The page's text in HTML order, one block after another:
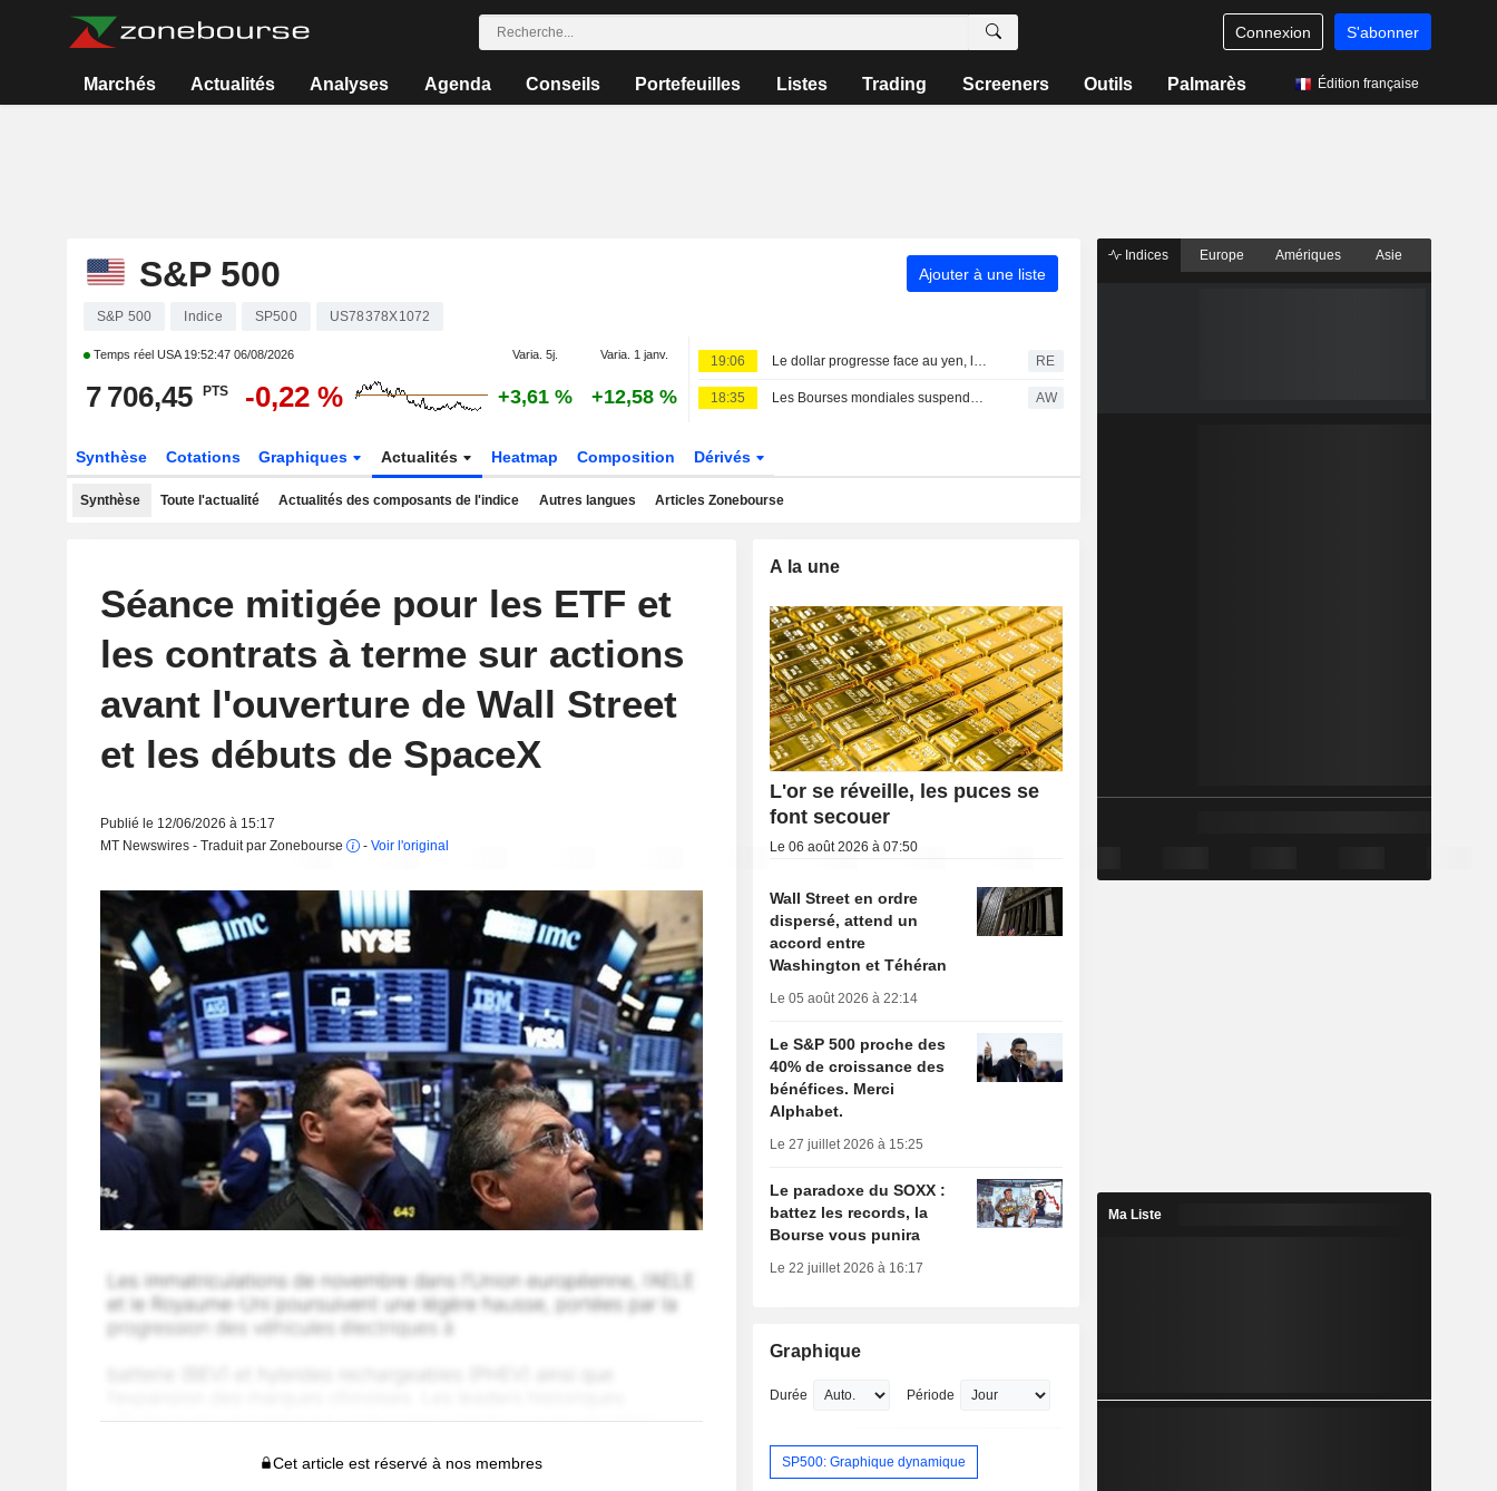
Connexion S'abonner
Marchés Actualités Analyses Agenda Conseils Portefeuilles Listes Trading Screeners Outils Palmarès Édition française
S&P 500 Ajouter à une liste
S&P 500 Indice SP500 US78378X1072
Temps réel USA 19:52:47 06/08/2026 Varia. 5j. Varia. 1 janv.
7 706,45 PTS -0,22 % +3,61 % +12,58 %
19:06 Le dollar progresse face au yen, les marchés surveillent l'accord avec l'Iran et le rapport sur l'emploi RE
18:35 Les Bourses mondiales suspendues au Moyen-Orient, records en Europe AW
Synthèse Cotations Graphiques Actualités Heatmap Composition Dérivés
Synthèse Toute l'actualité Actualités des composants de l'indice Autres langues Articles Zonebourse
Séance mitigée pour les ETF et
les contrats à terme sur actions
avant l'ouverture de Wall Street
et les débuts de SpaceX
Publié le 12/06/2026 à 15:17
MT Newswires - Traduit par Zonebourse
- Voir l'original
Cet article est réservé à nos membres
A la une
L'or se réveille, les puces se
font secouer
Le 06 août 2026 à 07:50
Wall Street en ordre
dispersé, attend un
accord entre
Washington et Téhéran
Le 05 août 2026 à 22:14
Le S&P 500 proche des
40% de croissance des
bénéfices. Merci
Alphabet.
Le 27 juillet 2026 à 15:25
Le paradoxe du SOXX :
battez les records, la
Bourse vous punira
Le 22 juillet 2026 à 16:17
Graphique
Durée Période
SP500: Graphique dynamique
Indices Europe Amériques Asie
Ma Liste